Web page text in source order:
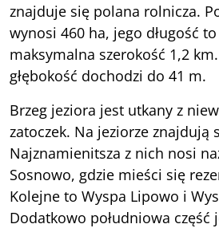
znajduje się polana rolnicza.
wynosi 460 ha, jego długość
maksymalna szerokość 1,2
głębokość dochodzi do 41 m.
Brzeg jeziora jest utkany z
zatoczek. Na jeziorze znajdują
Najznamienitsza z nich nosi
Sosnowo, gdzie mieści się
Kolejne to Wyspa Lipowo i
Dodatkowo południowa część